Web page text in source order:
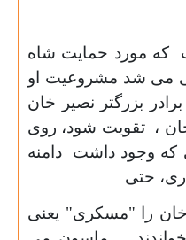
که مورد حمایت شاه
می شد مشروعیت او
بزرگتر نصیر خان
، تقویت شود، روی
که وجود داشت دامنه
حتی
خان را "مسکری" یعنی